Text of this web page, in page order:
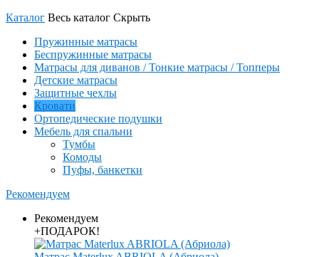
Каталог Весь каталог Скрыть
Пружинные матрасы
Беспружинные матрасы
Матрасы для диванов / Тонкие матрасы / Топперы
Детские матрасы
Защитные чехлы
Кровати
Ортопедические подушки
Мебель для спальни
Тумбы
Комоды
Пуфы, банкетки
Рекомендуем
Рекомендуем
+ПОДАРОК!